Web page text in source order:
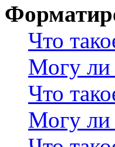
Что
Могу ли
Что
Могу ли